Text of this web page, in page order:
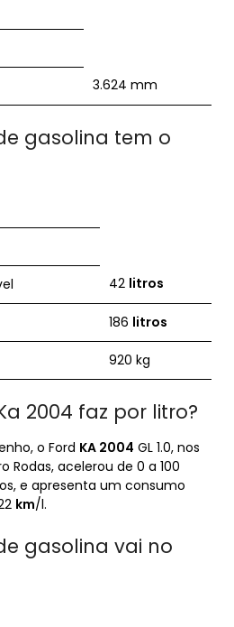
3.624 mm
gasolina tem o
42 litros
186 litros
920 kg
2004 faz por litro?
o Ford KA 2004 GL 1.0, nos
Rodas, acelerou de 0 a 100
e apresenta um consumo
km/l.
gasolina vai no